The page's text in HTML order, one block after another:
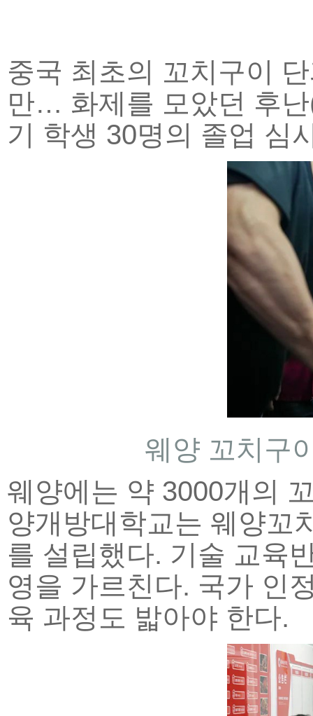
중국 최초의 꼬치구이
만… 화제를 모았던 후
기 학생 30명의 졸업 심
웨양 꼬치구
웨양에는 약 3000개의
양개방대학교는 웨양꼬
를 설립했다. 기술 교육
영을 가르친다. 국가 인
육 과정도 밟아야 한다.